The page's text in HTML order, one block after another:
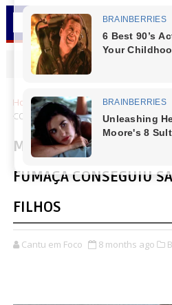
MENSAGEM DIA DOS PAIS
Home Brasil
MULHER QUE
CONSEGUIU SALVAR OS DOIS FILHOS
MULHER QUE MORREU
FUMAÇA CONSEGUIU
FILHOS
Cantu em Foco 8 months ago